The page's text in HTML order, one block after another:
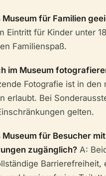
Museum für Familien
Eintritt für Kinder unter
Familienspaß.
im Museum
Fotografie ist in den
erlaubt. Bei
gelten.
Museum für Besucher mit
zugänglich? A:
Barrierefreiheit,